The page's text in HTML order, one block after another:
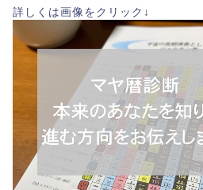
詳しくは画像をクリック↓